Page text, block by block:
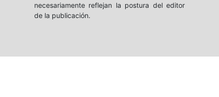
necesariamente reflejan la postura del editor
de la publicación.